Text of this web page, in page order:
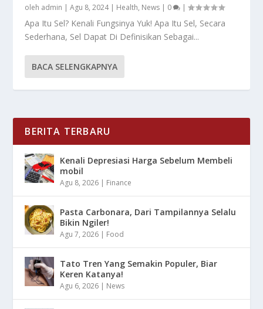
oleh admin |Agu 8, 2024| Health, News | 0 |
Apa Itu Sel? Kenali Fungsinya Yuk! Apa Itu Sel, Secara
Sederhana, Sel Dapat Di Definisikan Sebagai...
BACA SELENGKAPNYA
BERITA TERBARU
Kenali Depresiasi Harga Sebelum Membeli
mobil
Agu 8, 2026 | Finance
Pasta Carbonara, Dari Tampilannya Selalu
Bikin Ngiler!
Agu 7, 2026 | Food
Tato Tren Yang Semakin Populer, Biar
Keren Katanya!
Agu 6, 2026 | News